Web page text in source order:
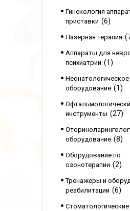
Гинекология
приставки
6
Лазерная терапия
Аппараты для
психиатрии
1
Неонатологическое
оборудование
1
инструменты
27
оборудование
8
Оборудование по
озонотерапии
2
Тренажеры и
реабилитации
6